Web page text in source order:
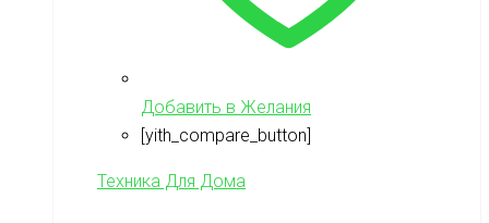
Добавить в Желания
[yith_compare_button]
Техника Для Дома